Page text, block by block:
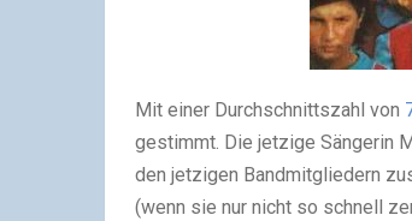
Mit einer Durchschnittszahl von
gestimmt. Die jetzige Sängerin
den jetzigen Bandmitgliedern
(wenn sie nur nicht so schnell